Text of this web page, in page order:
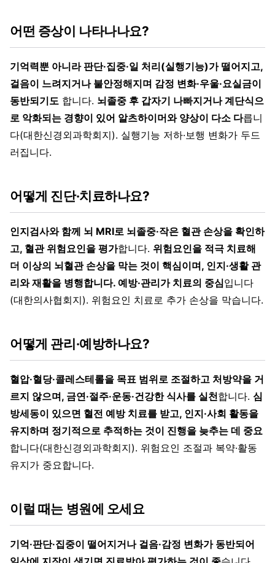
어떤 증상이 나타나나요?
기억력뿐 아니라 판단·집중·일 처리(실행기능)가 떨어지고,
걸음이 느려지거나 불안정해지며 감정 변화·우울·요실금이
동반되기도 합니다. 뇌졸중 후 갑자기 나빠지거나 계단식으
로 악화되는 경향이 있어 알츠하이머와 양상이 다소 다릅니
다(대한신경외과학회지). 실행기능 저하·보행 변화가 두드
러집니다.
어떻게 진단·치료하나요?
인지검사와 함께 뇌 MRI로 뇌졸중·작은 혈관 손상을 확인하
고, 혈관 위험요인을 평가합니다. 위험요인을 적극 치료해
더 이상의 뇌혈관 손상을 막는 것이 핵심이며, 인지·생활 관
리와 재활을 병행합니다. 예방·관리가 치료의 중심입니다
(대한의사협회지). 위험요인 치료로 추가 손상을 막습니다.
어떻게 관리·예방하나요?
혈압·혈당·콜레스테롤을 목표 범위로 조절하고 처방약을 거
르지 않으며, 금연·절주·운동·건강한 식사를 실천합니다. 심
방세동이 있으면 혈전 예방 치료를 받고, 인지·사회 활동을
유지하며 정기적으로 추적하는 것이 진행을 늦추는 데 중요
합니다(대한신경외과학회지). 위험요인 조절과 복약·활동
유지가 중요합니다.
이럴 때는 병원에 오세요
기억·판단·집중이 떨어지거나 걸음·감정 변화가 동반되어